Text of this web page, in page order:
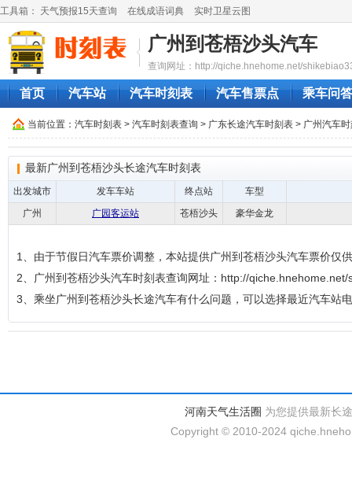
工具箱： 天气预报15天查询 在线成语词典 实时卫星云图
广州到苍梧沙头汽车
查询网址：http://qiche.hnehome.net/
首页 汽车站 汽车时刻表 汽车售票点 乘车问答
当前位置： 汽车时刻表 > 汽车时刻表查询 > 广东长途汽车时刻表 > 广州汽车
最新广州到苍梧沙头长途汽车时刻表
出发城市 发车车站 终点站
车型
广州
广园客运站 苍梧沙头 豪华金龙
1、由于节假日汽车票价调整，本站提供广州到苍梧沙头汽车票价仅
2、广州到苍梧沙头汽车时刻表查询网址：http://
3、乘坐广州到苍梧沙头长途汽车有什么问题，可以选择最近汽车站
河南天气生活圈 为您提供最新长
Copyright © 2010-2024